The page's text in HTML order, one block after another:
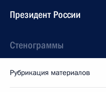
Президент России
Стенограммы
Рубрикация материалов